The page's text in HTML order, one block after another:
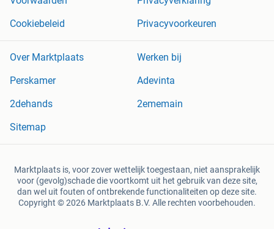
Cookiebeleid
Privacyvoorkeuren
Over Marktplaats
Werken bij
Perskamer
Adevinta
2dehands
2ememain
Sitemap
Marktplaats is, voor zover wettelijk toegestaan, niet aansprakelijk
voor (gevolg)schade die voortkomt uit het gebruik van deze site,
dan wel uit fouten of ontbrekende functionaliteiten op deze site.
Copyright © 2026 Marktplaats B.V. Alle rechten voorbehouden.